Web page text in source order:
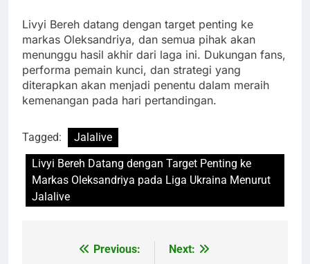
Livyi Bereh datang dengan target penting ke
markas Oleksandriya, dan semua pihak akan
menunggu hasil akhir dari laga ini. Dukungan fans,
performa pemain kunci, dan strategi yang
diterapkan akan menjadi penentu dalam meraih
kemenangan pada hari pertandingan.
Tagged:
Jalalive
Livyi Bereh Datang dengan Target Penting ke
Markas Oleksandriya pada Liga Ukraina Menurut
Jalalive
Previous:
Next: